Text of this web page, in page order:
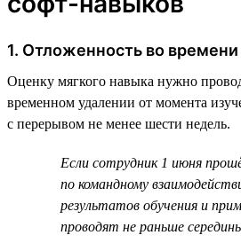
1. Отложенность во времени
Оценку мягкого навыка нужно
временном удалении от момента
с перерывом не менее шести недель.
Если сотрудник 1 июня
по командному
результатов обучения и
проводят не раньше